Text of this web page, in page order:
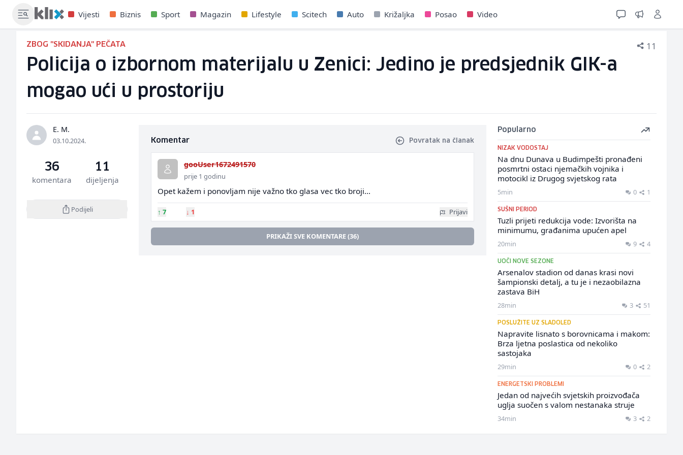
Vijesti Biznis Sport Magazin Lifestyle Scitech Auto Križaljka Posao Video
ZBOG "SKIDANJA" PEČATA 11
Policija o izbornom materijalu u Zenici: Jedino je predsjednik GIK-a
mogao ući u prostoriju
E. M.
03.10.2024.
36
komentara
11
dijeljenja
Podijeli
Komentar Povratak na članak
gooUser1672491570
prije 1 godinu
Opet kažem i ponovljam nije važno tko glasa vec tko broji...
↑ 7 ↓ 1 Prijavi
PRIKAŽI SVE KOMENTARE (36)
Popularno
NIZAK VODOSTAJ
Na dnu Dunava u Budimpešti pronađeni
posmrtni ostaci njemačkih vojnika i
motocikl iz Drugog svjetskog rata
5min 0 1
SUŠNI PERIOD
Tuzli prijeti redukcija vode: Izvorišta na
minimumu, građanima upućen apel
20min 9 4
UOČI NOVE SEZONE
Arsenalov stadion od danas krasi novi
šampionski detalj, a tu je i nezaobilazna
zastava BiH
28min 3 51
POSLUŽITE UZ SLADOLED
Napravite lisnato s borovnicama i makom:
Brza ljetna poslastica od nekoliko
sastojaka
29min 0 2
ENERGETSKI PROBLEMI
Jedan od najvećih svjetskih proizvođača
uglja suočen s valom nestanaka struje
34min 3 2